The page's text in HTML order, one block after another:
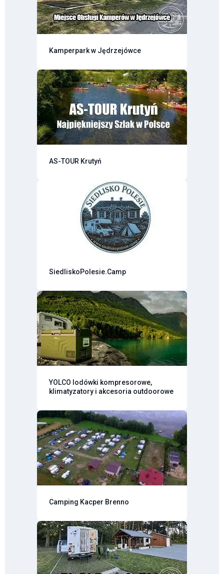
Kamperpark w Jędrzejówce
AS-TOUR Krutyń
SiedliskoPolesie.Camp
YOLCO lodówki kompresorowe,
klimatyzatory i akcesoria outdoorowe
Camping Kacper Brenno